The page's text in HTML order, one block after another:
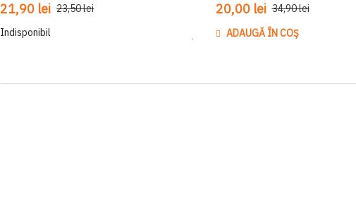
21,90 lei 23,50 lei
Indisponibil
Adaugă
de
20,00 lei 34,90 lei
ADAUGĂ ÎN COȘ